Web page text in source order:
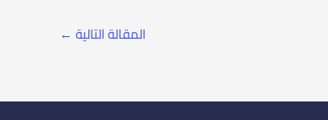
المقالة التالية ←